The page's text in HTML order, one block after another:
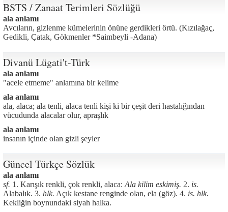
BSTS / Zanaat Terimleri Sözlüğü
ala anlamı
Avcıların, gizlenme kümelerinin önüne gerdikleri örtü. (Kızılağaç,
Gedikli, Çatak, Gökmenler *Saimbeyli -Adana)
Divanü Lügati't-Türk
ala anlamı
"acele etmeme" anlamına bir kelime
ala anlamı
ala, alaca; ala tenli, alaca tenli kişi ki bir çeşit deri hastalığından
vücudunda alacalar olur, apraşlık
ala anlamı
insanın içinde olan gizli şeyler
Güncel Türkçe Sözlük
ala anlamı
sf. 1. Karışık renkli, çok renkli, alaca: Ala kilim eskimiş. 2. is.
Alabalık. 3. hlk. Açık kestane renginde olan, ela (göz). 4. is. hlk.
Kekliğin boynundaki siyah halka.